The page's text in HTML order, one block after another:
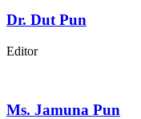
Dr. Dut Pun
Editor
Ms. Jamuna Pun